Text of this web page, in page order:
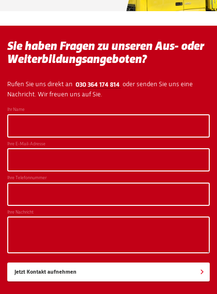
Sie haben Fragen zu unseren Aus- oder
Weiterbildungsangeboten?
Rufen Sie uns direkt an 030 364 174 814 oder senden Sie uns eine
Nachricht. Wir freuen uns auf Sie.
Ihr Name
Ihre E-Mail-Adresse
Ihre Telefonnummer
Ihre Nachricht
Jetzt Kontakt aufnehmen